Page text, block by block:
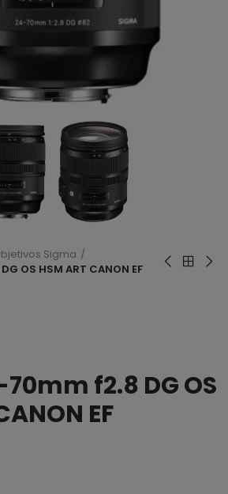
ampliar
Sigma
OS HSM ART CANON EF
f2.8 DG OS
EF